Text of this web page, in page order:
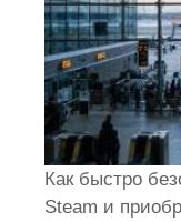
Как быстро
Steam и